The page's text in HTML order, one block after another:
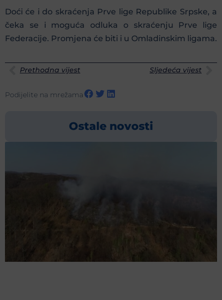
Doći će i do skraćenja Prve lige Republike Srpske, a
čeka se i moguća odluka o skraćenju Prve lige
Federacije. Promjena će biti i u Omladinskim ligama.
Prethodna vijest Sljedeća vijest
Podijelite na mrežama
Ostale novosti